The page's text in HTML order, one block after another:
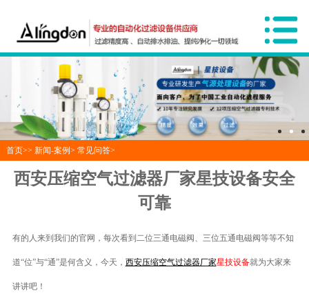
首页>> 新闻-案例> 常见问答>
西安压缩空气过滤器厂家星技设备安全
可靠
有的人来到我们的官网，每次看到二位三通电磁阀、三位五通电磁阀等等不知
道“位”与“通”是何含义，今天， 西安压缩空气过滤器厂家星技设备就为大家来
讲讲吧！